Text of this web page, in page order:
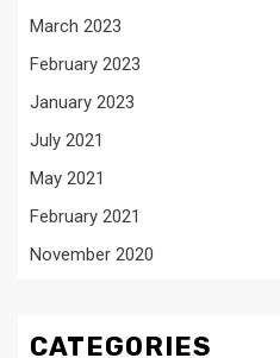
March 2023
February 2023
January 2023
July 2021
May 2021
February 2021
November 2020
CATEGORIES